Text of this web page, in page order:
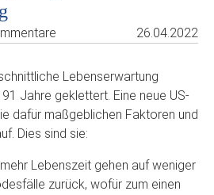
26.04.2022
Lebenserwartung
Jahre geklettert. Eine neue US-
dafür maßgeblichen Faktoren und
Dies sind sie:
Lebenszeit gehen auf weniger
zurück, wofür zum einen